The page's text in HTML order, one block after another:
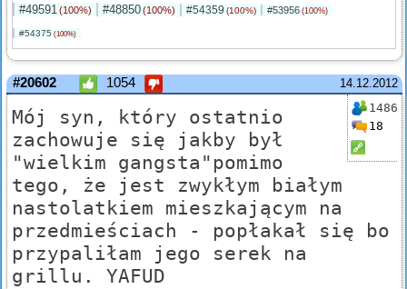
#49591(100%) #48850(100%) #54359 (100%) #53956 (100%)
#54375 (100%)
14.12.2012
#20602 1054
1486
18
Mój syn, który ostatnio
zachowuje się jakby był
"wielkim gangsta"pomimo
tego, że jest zwykłym białym
nastolatkiem mieszkającym na
przedmieściach - popłakał się bo
przypaliłam jego serek na
grillu. YAFUD